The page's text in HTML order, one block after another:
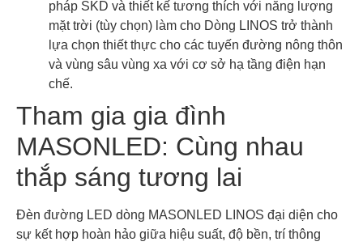
pháp SKD và thiết kế tương thích với năng lượng
mặt trời (tùy chọn) làm cho Dòng LINOS trở thành
lựa chọn thiết thực cho các tuyến đường nông thôn
và vùng sâu vùng xa với cơ sở hạ tầng điện hạn
chế.
Tham gia gia đình
MASONLED: Cùng nhau
thắp sáng tương lai
Đèn đường LED dòng MASONLED LINOS đại diện cho
sự kết hợp hoàn hảo giữa hiệu suất, độ bền, trí thông